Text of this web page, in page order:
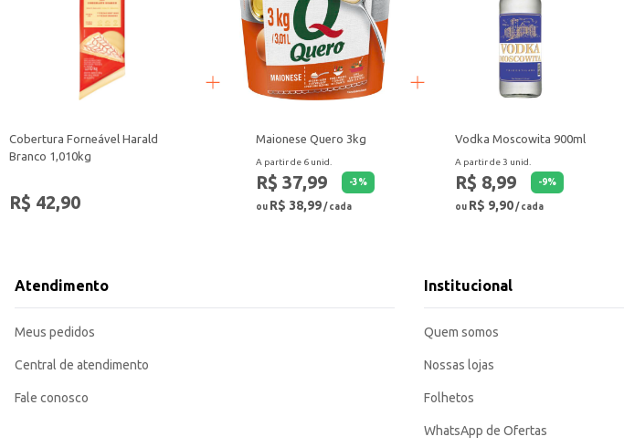
Cobertura Forneável Harald
Branco 1,010kg
R$ 42,90
Maionese Quero 3kg
A partir de 6 unid.
R$ 37,99 -3%
ou R$ 38,99/ cada
Vodka Moscowita 900ml
A partir de 3 unid.
R$ 8,99 -9%
ou R$ 9,90 / cada
Atendimento
Meus pedidos
Central de atendimento
Fale conosco
Institucional
Quem somos
Nossas lojas
Folhetos
WhatsApp de Ofertas